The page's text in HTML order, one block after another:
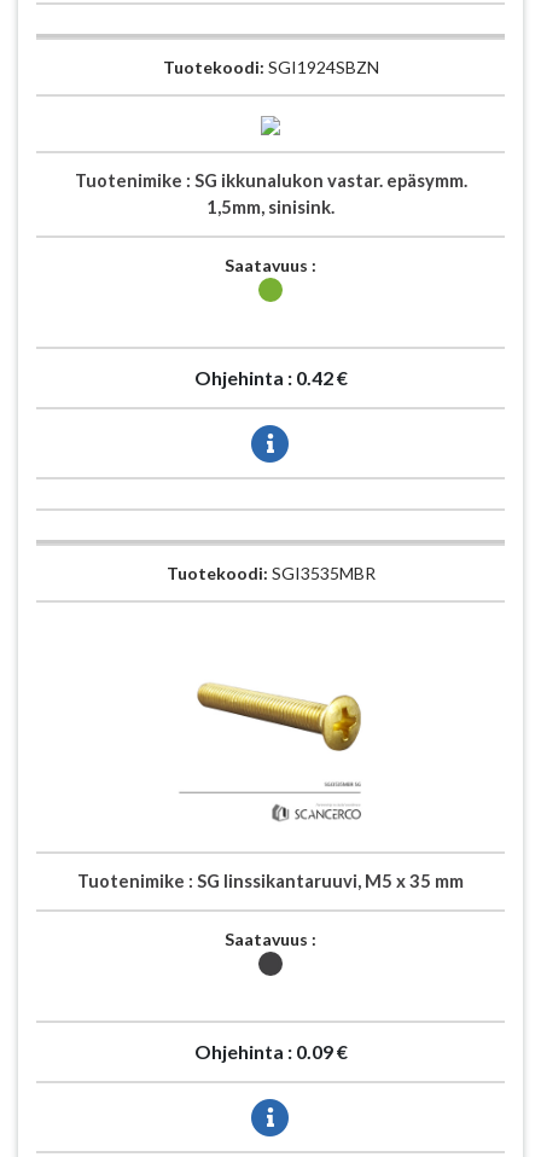
Tuotekoodi: SGI1924SBZN
Tuotenimike : SG ikkunalukon vastar. epäsymm.
1,5mm, sinisink.
Saatavuus :
Ohjehinta : 0.42 €
Tuotekoodi: SGI3535MBR
Tuotenimike : SG linssikantaruuvi, M5 x 35 mm
Saatavuus :
Ohjehinta : 0.09 €